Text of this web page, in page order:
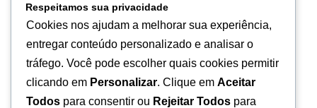
Decoração
Vasos
Kit de Vasos
Lixeiras
Mesas
Kit de Mesas
Respeitamos sua privacidade
Cookies nos ajudam a melhorar sua experiência,
entregar conteúdo personalizado e analisar o
tráfego. Você pode escolher quais cookies permitir
clicando em Personalizar. Clique em Aceitar
Todos para consentir ou Rejeitar Todos para